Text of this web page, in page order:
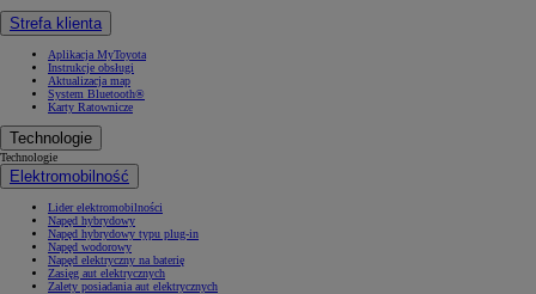
Strefa klienta
Aplikacja MyToyota
Instrukcje obsługi
Aktualizacja map
System Bluetooth®
Karty Ratownicze
Technologie
Technologie
Elektromobilność
Lider elektromobilności
Napęd hybrydowy
Napęd hybrydowy typu plug-in
Napęd wodorowy
Napęd elektryczny na baterię
Zasięg aut elektrycznych
Zalety posiadania aut elektrycznych